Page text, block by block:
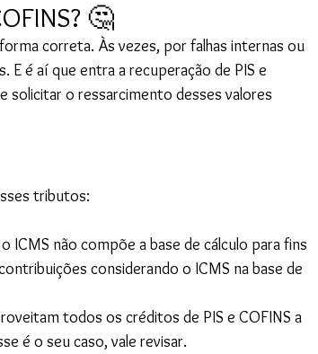
🤔
correta. Às vezes, por falhas internas ou
E é aí que entra a recuperação de PIS e
solicitar o ressarcimento desses valores
tributos:
ICMS não compõe a base de cálculo para fins
considerando o ICMS na base de
todos os créditos de PIS e COFINS a
é o seu caso, vale revisar.